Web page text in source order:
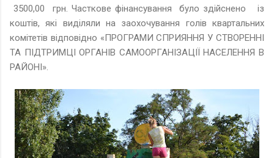
3500,00 грн. Часткове фінансування було здійснено із
коштів, які виділяли на заохочування голів квартальних
комітетів відповідно «ПРОГРАМИ СПРИЯННЯ У СТВОРЕННІ
ТА ПІДТРИМЦІ ОРГАНІВ САМООРГАНІЗАЦІЇ НАСЕЛЕННЯ В
РАЙОНІ».